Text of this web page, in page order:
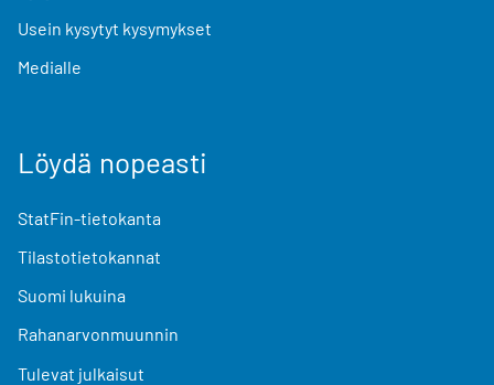
Usein kysytyt kysymykset
Medialle
Löydä nopeasti
StatFin-tietokanta
Tilastotietokannat
Suomi lukuina
Rahanarvonmuunnin
Tulevat julkaisut